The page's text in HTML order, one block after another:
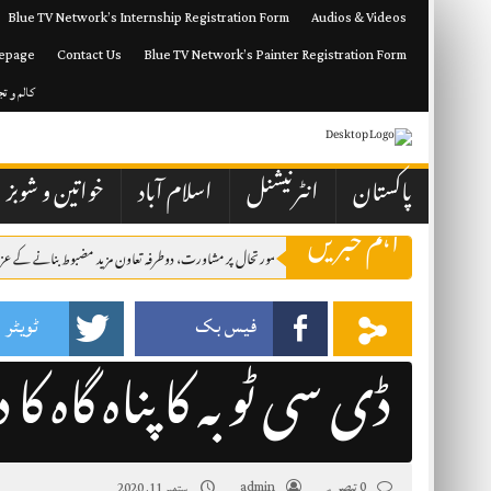
to
Audios & Videos
Blue TV Network’s Internship Registration Form
Blue TV Network’s Painter Registration Form
Contact Us
کالم و
پاکستان انٹرنیشنل اسلام آباد خواتین و شوبز
اہم خبریں
اور کویت نے مشرقِ وسطیٰ کی صورتحال پر مشاورت، دوطرفہ تعاون مزید مضبوط بنانے کے عزم کا اظہار
فیس بک ٹویٹر
ڈی سی ٹوبہ کا پناہ گاہ